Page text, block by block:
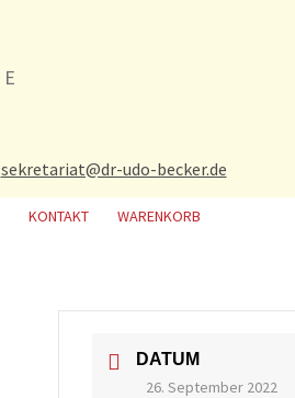
sekretariat@dr-udo-becker.de
KONTAKT WARENKORB
DATUM
26. September 2022